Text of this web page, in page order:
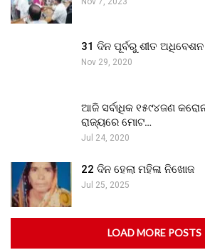
31 ଦିନ ପୂର୍ବରୁ ଶୀତ
Nov 29, 2020
ଆଜି ସର୍ବାଧିକ ୧୫୯୪ଜଣ
ରାଜ୍ୟରେ ମୋଟ…
Jul 24, 2020
22 ଦିନ ହେଲା ମହିଳା ନିଖୋଜ
Jul 25, 2025
LOAD MORE POSTS